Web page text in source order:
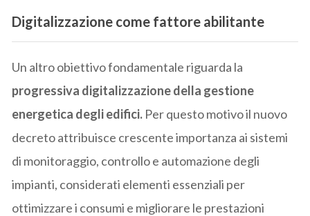
Digitalizzazione come fattore abilitante
Un altro obiettivo fondamentale riguarda la
progressiva digitalizzazione della gestione
energetica degli edifici. Per questo motivo il nuovo
decreto attribuisce crescente importanza ai sistemi
di monitoraggio, controllo e automazione degli
impianti, considerati elementi essenziali per
ottimizzare i consumi e migliorare le prestazioni